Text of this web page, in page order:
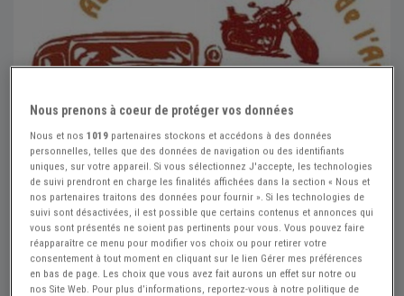
Nous prenons à coeur de protéger vos données
Nous et nos1019 partenaires stockons et accédons à des données
personnelles, telles que des données de navigation ou des identifiants
uniques, sur votre appareil. Si vous sélectionnez J'accepte, les technologies
de suivi prendront en charge les finalités affichées dans la section « Nous et
nos partenaires traitons des données pour fournir ». Si les technologies de
suivi sont désactivées, il est possible que certains contenus et annonces qui
vous sont présentés ne soient pas pertinents pour vous. Vous pouvez faire
réapparaître ce menu pour modifier vos choix ou pour retirer votre
consentement à tout moment en cliquant sur le lien Gérer mes préférences
en bas de page. Les choix que vous avez fait aurons un effet sur notre ou
nos Site Web. Pour plus d’informations, reportez-vous à notre politique de